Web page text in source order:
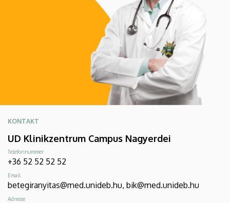
KONTAKT
UD Klinikzentrum Campus Nagyerdei
Telefonnummer
+36 52 52 52 52
Email
betegiranyitas@med.unideb.hu, bik@med.unideb.hu
Adresse